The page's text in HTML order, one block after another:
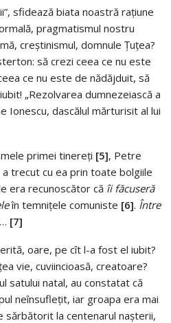
sfidează biata noastră raţiune
pragmatismul nostru
creştinismul, domnule Ţuţea?
să crezi ceea ce nu este
ce nu este de nădăjduit, să
„Rezolvarea dumnezeiască a
Ionescu, dascălul mărturisit al lui
primei tinereţi [5], Petre
a trecut cu ea prin toate bolgiile
era recunoscător că îi făcuseră
în temniţele comuniste [6]. Între
… [7]
oare, pe cît l-a fost el iubit?
vie, cuviincioasă, creatoare?
satului natal, au constatat că
neînsufleţit, iar groapa era mai
sărbătorit la centenarul naşterii,